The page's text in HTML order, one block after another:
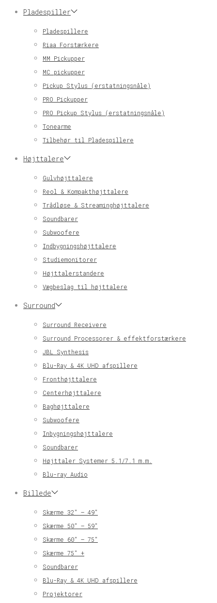
Pladespiller
Pladespillere
Riaa Forstærkere
MM Pickupper
MC pickupper
Pickup Stylus (erstatningsnåle)
PRO Pickupper
PRO Pickup Stylus (erstatningsnåle)
Tonearme
Tilbehør til Pladespillere
Højttalere
Gulvhøjttalere
Reol & Kompakthøjttalere
Trådløse & Streaminghøjttalere
Soundbarer
Subwoofere
Indbygningshøjttalere
Studiemonitorer
Højttalerstandere
Vægbeslag til højttalere
Surround
Surround Receivere
Surround Processorer & effektforstærkere
JBL Synthesis
Blu-Ray & 4K UHD afspillere
Fronthøjttalere
Centerhøjttalere
Baghøjttalere
Subwoofere
Inbygningshøjttalere
Soundbarer
Højttaler Systemer 5.1/7.1 m.m.
Blu-ray Audio
Billede
Skærme 32″ – 49″
Skærme 50″ – 59″
Skærme 60″ – 75″
Skærme 75″ +
Soundbarer
Blu-Ray & 4K UHD afspillere
Projektorer